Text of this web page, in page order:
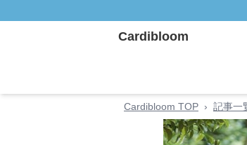
Cardibloom
Cardibloom TOP › 記事一